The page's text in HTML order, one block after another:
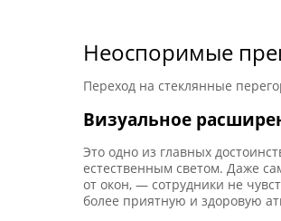
Неоспоримые
Переход на стеклянные
Визуальное
Это одно из главных
естественным светом. Даже
от окон, — сотрудники не
более приятную и здоровую